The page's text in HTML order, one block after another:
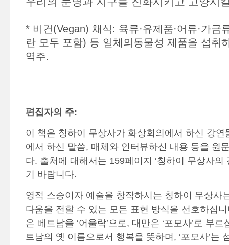
* 비건(Vegan) 채식: 육류·유제품·어류·가금
란 모두 포함) 등 일체의동물성 제품을 섭취
역주.
편집자의 주:
이 책은 칭하이 무상사가 화상회의에서 하신 강연
에서 하신 말씀, 매체와 인터뷰하신 내용 등을 원
다. 출처에 대해서는 159페이지 ‘칭하이 무상사의
기 바랍니다.
영적 스승이자 예술을 창작하시는 칭하이 무상사
다움을 전할 수 있는 모든 표현 방식을 선호하십
은 베트남을 ‘어울락’으로, 대만은 ‘포모사’로 부르
트남의 옛 이름으로서 행복을 뜻하며, ‘포모사’는